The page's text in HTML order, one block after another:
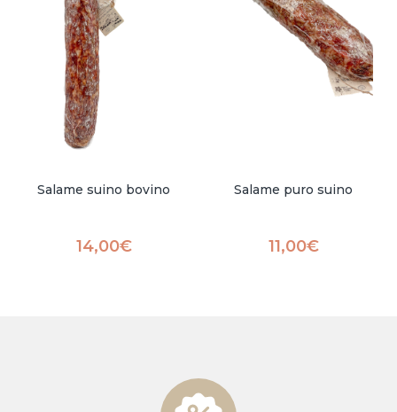
Salame suino bovino
14,00€
Salame puro suino
11,00€